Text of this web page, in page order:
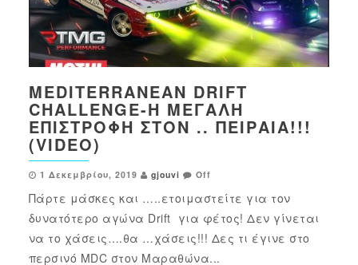
MEDITERRANEAN DRIFT
CHALLENGE-Η ΜΕΓΆΛΗ
ΕΠΙΣΤΡΟΦΉ ΣΤΟΝ .. ΠΕΙΡΑΙΆ!!!
(VIDEO)
1 Δεκεμβρίου, 2019 gjouvi Off
Πάρτε μάσκες και …..ετοιμαστείτε για τον
δυνατότερο αγώνα Drift για φέτος! Δεν γίνεται
να το χάσεις….θα …χάσεις!!! Δες τι έγινε στο
περσινό MDC στον Μαραθώνα...